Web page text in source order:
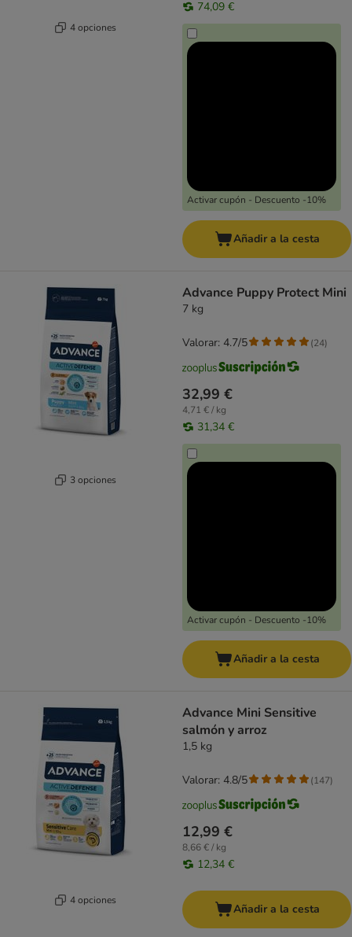
4 opciones
74,09 €
Activar cupón - Descuento -10%
Añadir a la cesta
3 opciones
Advance Puppy Protect Mini
7 kg
32,99 €
4,71 € / kg
31,34 €
Activar cupón - Descuento -10%
Valorar: 4.7/5 (24)
Añadir a la cesta
4 opciones
Advance Mini Sensitive
salmón y arroz
1,5 kg
12,99 €
8,66 € / kg
12,34 €
Valorar: 4.8/5 (147)
Añadir a la cesta